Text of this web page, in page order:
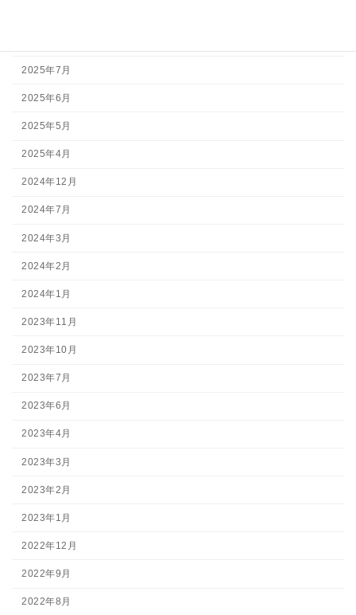
2025年7月
2025年6月
2025年5月
2025年4月
2024年12月
2024年7月
2024年3月
2024年2月
2024年1月
2023年11月
2023年10月
2023年7月
2023年6月
2023年4月
2023年3月
2023年2月
2023年1月
2022年12月
2022年9月
2022年8月